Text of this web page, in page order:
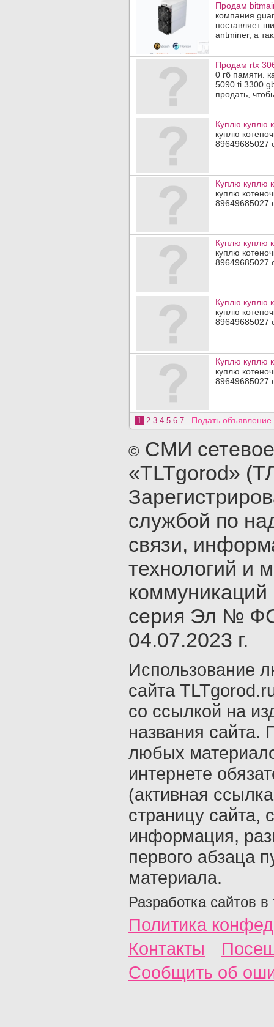
Продам
компания
поставляет
antminer, а
Продам rtx
0 гб памяти.
5090 ti 3300
продать,
Куплю куплю
куплю
89649685027
Куплю куплю
куплю
89649685027
Куплю куплю
куплю
89649685027
Куплю куплю
куплю
89649685027
Куплю куплю
куплю
89649685027
1 2 3 4 5 6 7 Подать объявление
© СМИ
«TLTgorod»
службой по
связи,
технологий и
серия Эл №
04.07.2023 г.
Использование
сайта
со ссылкой на
названия сайта.
любых
интернете
(активная
страницу сайта,
информация,
первого абзаца
материала.
Разработка сайтов в
Политика
Контакты
Сообщить об